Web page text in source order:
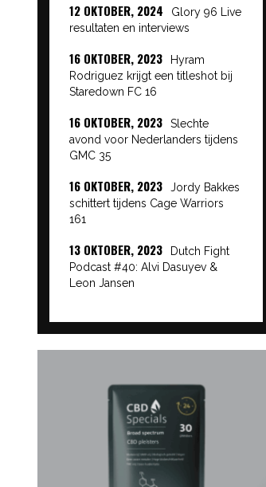
12 OKTOBER, 2024
Glory 96 Live
resultaten en interviews
16 OKTOBER, 2023
Hyram
Rodriguez krijgt een titleshot bij
Staredown FC 16
16 OKTOBER, 2023
Slechte
avond voor Nederlanders tijdens
GMC 35
16 OKTOBER, 2023
Jordy Bakkes
schittert tijdens Cage Warriors
161
13 OKTOBER, 2023
Dutch Fight
Podcast #40: Alvi Dasuyev &
Leon Jansen